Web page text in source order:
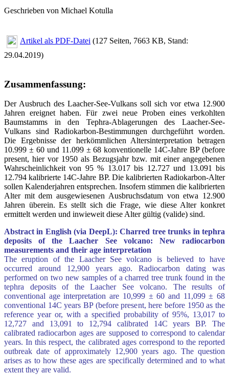
Geschrieben von Michael Kotulla
Artikel als PDF-Datei (127 Seiten, 7663 KB, Stand:
29.04.2019)
Zusammenfassung:
Der Ausbruch des Laacher-See-Vulkans soll sich vor etwa 12.900
Jahren ereignet haben. Für zwei neue Proben eines verkohlten
Baumstamms in den Tephra-Ablagerungen des Laacher-See-
Vulkans sind Radiokarbon-Bestimmungen durchgeführt worden.
Die Ergebnisse der herkömmlichen Altersinterpretation betragen
10.999 ± 60 und 11.099 ± 68 konventionelle 14C-Jahre BP (before
present, hier vor 1950 als Bezugsjahr bzw. mit einer angegebenen
Wahrscheinlichkeit von 95 % 13.017 bis 12.727 und 13.091 bis
12.794 kalibrierte 14C-Jahre BP. Die kalibrierten Radiokarbon-Alter
sollen Kalenderjahren entsprechen. Insofern stimmen die kalibrierten
Alter mit dem ausgewiesenen Ausbruchsdatum von etwa 12.900
Jahren überein. Es stellt sich die Frage, wie diese Alter konkret
ermittelt werden und inwieweit diese Alter gültig (valide) sind.
Abstract in English (via DeepL): Charred tree trunks in tephra
deposits of the Laacher See volcano: New radiocarbon
measurements and their age interpretation
The eruption of the Laacher See volcano is believed to have
occurred around 12,900 years ago. Radiocarbon dating was
performed on two new samples of a charred tree trunk found in the
tephra deposits of the Laacher See volcano. The results of
conventional age interpretation are 10,999 ± 60 and 11,099 ± 68
conventional 14C years BP (before present, here before 1950 as the
reference year or, with a specified probability of 95%, 13,017 to
12,727 and 13,091 to 12,794 calibrated 14C years BP. The
calibrated radiocarbon ages are supposed to correspond to calendar
years. In this respect, the calibrated ages correspond to the reported
outbreak date of approximately 12,900 years ago. The question
arises as to how these ages are specifically determined and to what
extent they are valid.